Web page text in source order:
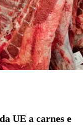
UE a carnes e